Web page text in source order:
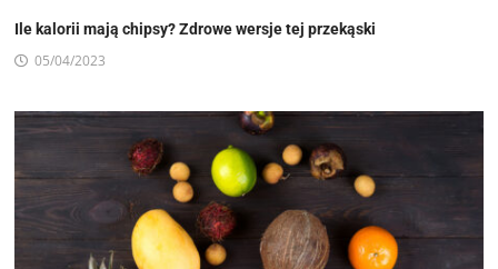
Ile kalorii mają chipsy? Zdrowe wersje tej przekąski
05/04/2023